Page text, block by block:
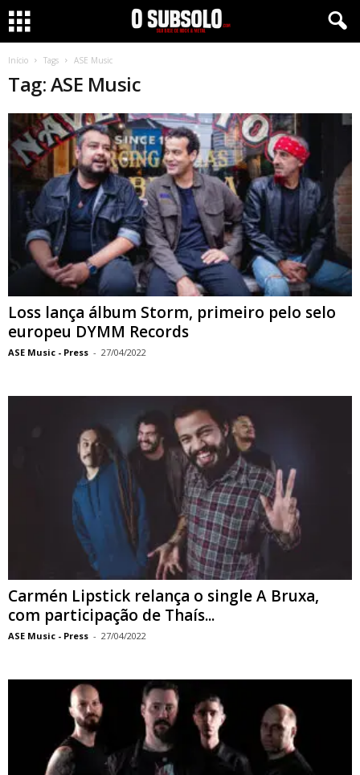
Início Tags ASE Music
Tag: ASE Music
Loss lança álbum Storm, primeiro pelo selo
europeu DYMM Records
ASE Music - Press - 27/04/2022
Carmén Lipstick relança o single A Bruxa,
com participação de Thaís...
ASE Music - Press - 27/04/2022